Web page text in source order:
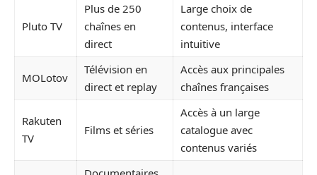
Pluto TV
Plus de 250
chaînes en
direct
Large choix de
contenus, interface
intuitive
MOLotov
Télévision en
direct et replay
Accès aux principales
chaînes françaises
Rakuten
TV
Films et séries
Accès à un large
catalogue avec
contenus variés